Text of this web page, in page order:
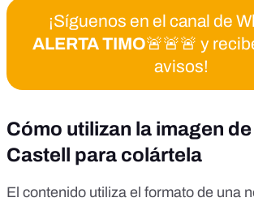
¡Síguenos en el canal de
ALERTA TIMO🚨🚨🚨 y
avisos!
Cómo utilizan la imagen
Castell para colártela
El contenido utiliza el formato de una